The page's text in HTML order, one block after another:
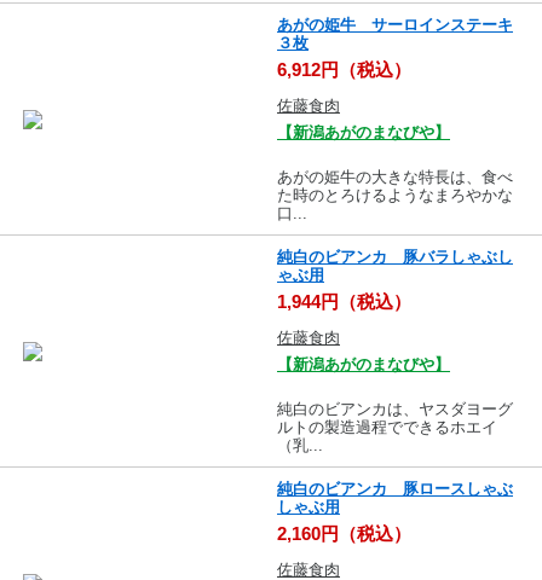
あがの姫牛 サーロインステーキ
３枚
6,912円（税込）
佐藤食肉
【新潟あがのまなびや】
あがの姫牛の大きな特長は、食べ
た時のとろけるようなまろやかな
口...
純白のビアンカ 豚バラしゃぶし
ゃぶ用
1,944円（税込）
佐藤食肉
【新潟あがのまなびや】
純白のビアンカは、ヤスダヨーグ
ルトの製造過程でできるホエイ
（乳...
純白のビアンカ 豚ロースしゃぶ
しゃぶ用
2,160円（税込）
佐藤食肉